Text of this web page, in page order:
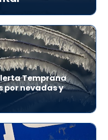
Temprana
por nevadas y